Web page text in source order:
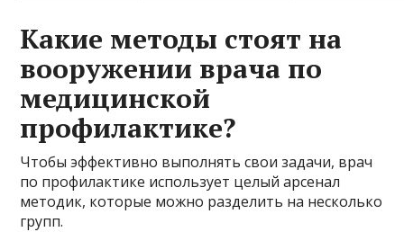
Какие методы стоят на
вооружении врача по
медицинской
профилактике?
Чтобы эффективно выполнять свои задачи, врач
по профилактике использует целый арсенал
методик, которые можно разделить на несколько
групп.